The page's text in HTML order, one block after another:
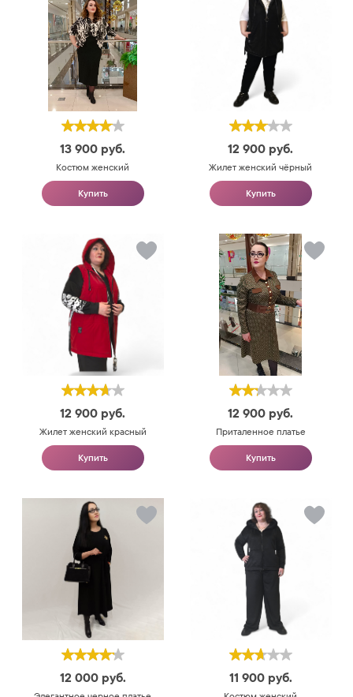
13 900 руб.
Костюм женский
Купить
12 900 руб.
Жилет женский чёрный
Купить
12 900 руб.
Жилет женский красный
Купить
12 900 руб.
Приталенное платье
Купить
12 000 руб. 11 900 руб.